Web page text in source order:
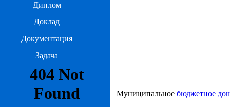
Диплом
Доклад
Документация
Задача
Муниципальное бюджетное